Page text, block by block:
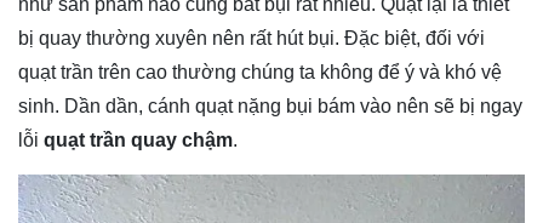
như sản phẩm nào cũng bắt bụi rất nhiều. Quạt lại là thiết
bị quay thường xuyên nên rất hút bụi. Đặc biệt, đối với
quạt trần trên cao thường chúng ta không để ý và khó vệ
sinh. Dần dần, cánh quạt nặng bụi bám vào nên sẽ bị ngay
lỗi quạt trần quay chậm.